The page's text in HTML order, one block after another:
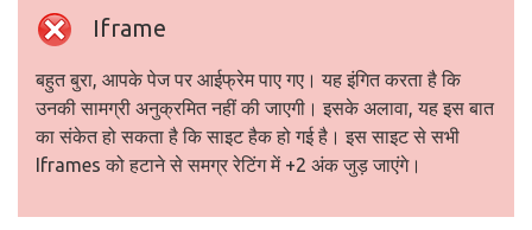
Iframe
बहुत बुरा, आपके पेज पर आईफ्रेम पाए गए। यह इंगित करता है कि
उनकी सामग्री अनुक्रमित नहीं की जाएगी। इसके अलावा, यह इस बात
का संकेत हो सकता है कि साइट हैक हो गई है। इस साइट से सभी
Iframes को हटाने से समग्र रेटिंग में +2 अंक जुड़ जाएंगे।